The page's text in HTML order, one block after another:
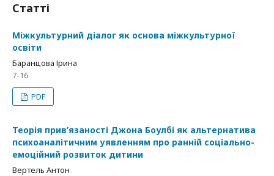
Статті
Міжкультурний діалог як основа міжкультурної
освіти
Баранцова Ірина
7-16
PDF
Теорія прив’язаності Джона Боулбі як альтернатива
психоаналітичним уявленням про ранній соціально-
емоційний розвиток дитини
Вертель Антон